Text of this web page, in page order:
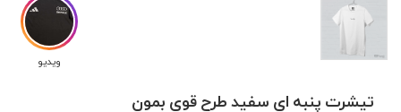
ویدیو
تیشرت پنبه ای سفید طرح قوی بمون